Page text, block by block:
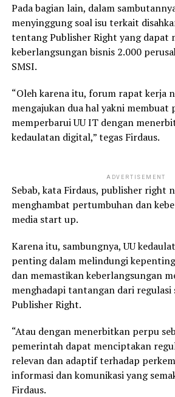
Pada bagian lain, dalam
menyinggung soal isu terkait
tentang Publisher Right yang dapat
keberlangsungan bisnis 2.000
SMSI.
“Oleh karena itu, forum rapat kerja
mengajukan dua hal yakni membuat
memperbarui UU IT dengan
kedaulatan digital,” tegas Firdaus.
ADVERTISEMENT
Sebab, kata Firdaus, publisher right
menghambat pertumbuhan dan
media start up.
Karena itu, sambungnya, UU
penting dalam melindungi
dan memastikan keberlangsungan
menghadapi tantangan dari
Publisher Right.
“Atau dengan menerbitkan perpu
pemerintah dapat menciptakan
relevan dan adaptif terhadap
informasi dan komunikasi yang
Firdaus.